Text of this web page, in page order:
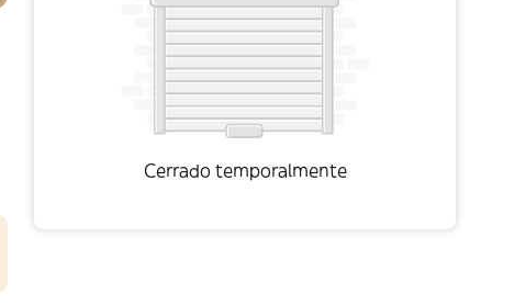
Cerrado temporalmente